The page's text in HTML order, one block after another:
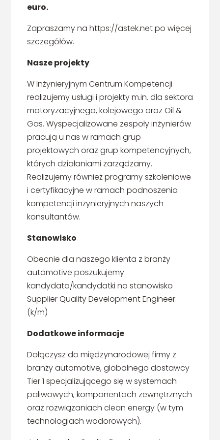
euro.
Zapraszamy na https://astek.net po więcej
szczegółów.
Nasze projekty
W Inżynieryjnym Centrum Kompetencji
realizujemy usługi i projekty m.in. dla sektora
motoryzacyjnego, kolejowego oraz Oil &
Gas. Wyspecjalizowane zespoły inżynierów
pracują u nas w ramach grup
projektowych oraz grup kompetencyjnych,
których działaniami zarządzamy.
Realizujemy również programy szkoleniowe
i certyfikacyjne w ramach podnoszenia
kompetencji inżynieryjnych naszych
konsultantów.
Stanowisko
Obecnie dla naszego klienta z branży
automotive poszukujemy
kandydata/kandydatki na stanowisko
Supplier Quality Development Engineer
(k/m)
Dodatkowe informacje
Dołączysz do międzynarodowej firmy z
branży automotive, globalnego dostawcy
Tier 1 specjalizującego się w systemach
paliwowych, komponentach zewnętrznych
oraz rozwiązaniach clean energy (w tym
technologiach wodorowych).